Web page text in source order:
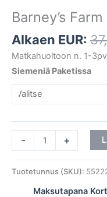
Barney’s
Alkaen EUR:
Matkahuoltoon n. 1-
Siemeniä Paketissa
- +
Tuotetunnus (SKU):
Maksutapana